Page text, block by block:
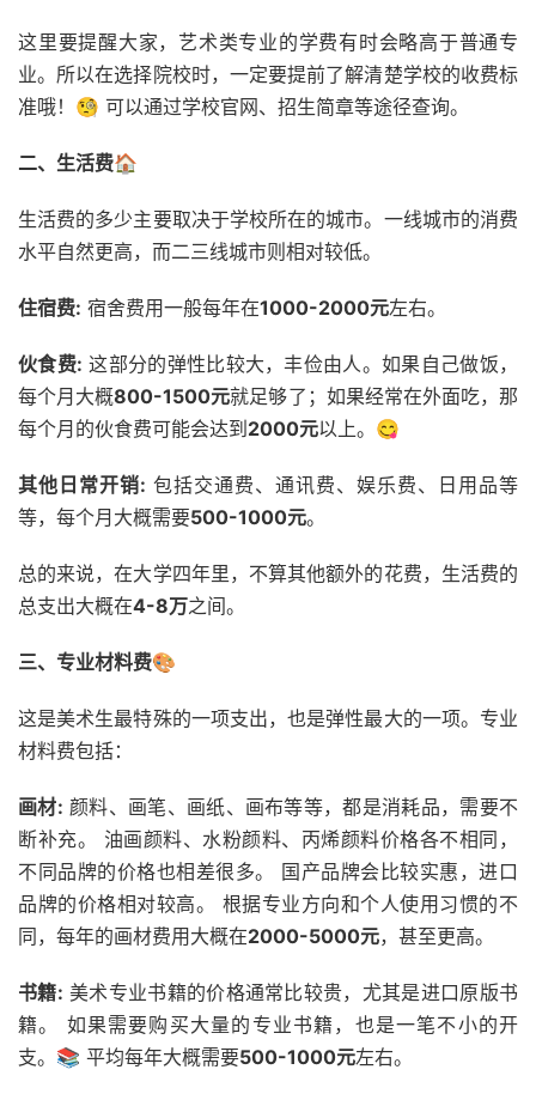
这里要提醒大家，艺术类专业的学费有时会略高于普通专
业。所以在选择院校时，一定要提前了解清楚学校的收费标
准哦！🧐 可以通过学校官网、招生简章等途径查询。
二、生活费🏠
生活费的多少主要取决于学校所在的城市。一线城市的消费
水平自然更高，而二三线城市则相对较低。
住宿费: 宿舍费用一般每年在1000-2000元左右。
伙食费: 这部分的弹性比较大，丰俭由人。如果自己做饭，
每个月大概800-1500元就足够了；如果经常在外面吃，那
每个月的伙食费可能会达到 2000元以上。😋
其他日常开销: 包括交通费、通讯费、娱乐费、日用品等
等，每个月大概需要500-1000元。
总的来说，在大学四年里，不算其他额外的花费，生活费的
总支出大概在4-8万之间。
三、专业材料费🎨
这是美术生最特殊的一项支出，也是弹性最大的一项。专业
材料费包括：
画材: 颜料、画笔、画纸、画布等等，都是消耗品，需要不
断补充。 油画颜料、水粉颜料、丙烯颜料价格各不相同，
不同品牌的价格也相差很多。 国产品牌会比较实惠，进口
品牌的价格相对较高。 根据专业方向和个人使用习惯的不
同，每年的画材费用大概在2000-5000元，甚至更高。
书籍: 美术专业书籍的价格通常比较贵，尤其是进口原版书
籍。 如果需要购买大量的专业书籍，也是一笔不小的开
支。📚 平均每年大概需要500-1000元左右。